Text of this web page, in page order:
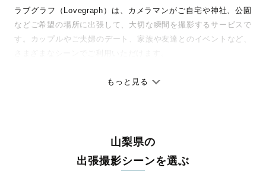
ラブグラフ（Lovegraph）は、カメラマンがご自宅や神社、公園
などご希望の場所に出張して、大切な瞬間を撮影するサービスで
す。カップルやご夫婦のデート、家族や友達とのイベントなど、
ありのままの空気感を大切に、何十年経っても見返したくなるよ
料金は全国どこでも一律。わかりやすく安心の価格設定です。オ
ィを身につけたプロのカメラマンが全国47都道府県に在籍してい
もっと見る
山梨県の
出張撮影シーンを選ぶ